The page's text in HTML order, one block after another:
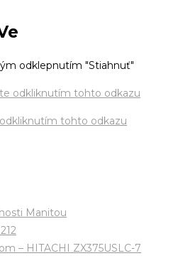
odklepnutím "Stiahnuť"
odkliknutím tohto odkazu
tohto odkazu
Manitou
– HITACHI ZX375USLC-7